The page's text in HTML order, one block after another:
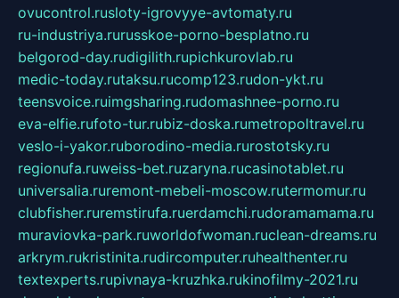
ovucontrol.rusloty-igrovyye-avtomaty.ru
ru-industriya.rurusskoe-porno-besplatno.ru
belgorod-day.rudigilith.rupichkurovlab.ru
medic-today.rutaksu.rucomp123.rudon-ykt.ru
teensvoice.ruimgsharing.rudomashnee-porno.ru
eva-elfie.rufoto-tur.rubiz-doska.rumetropoltravel.ru
veslo-i-yakor.ruborodino-media.rurostotsky.ru
regionufa.ruweiss-bet.ruzaryna.rucasinotablet.ru
universalia.ruremont-mebeli-moscow.rutermomur.ru
clubfisher.ruremstirufa.ruerdamchi.rudoramamama.ru
muraviovka-park.ruworldofwoman.ruclean-dreams.ru
arkrym.rukristinita.rudircomputer.ruhealthenter.ru
textexperts.rupivnaya-kruzhka.rukinofilmy-2021.ru